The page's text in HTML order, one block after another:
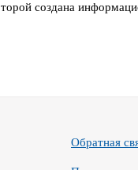
создана
Обратная